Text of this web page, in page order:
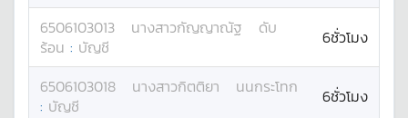
6506103013 นางสาวกัญญาณัฐ
ดับ
ร้อน : บัญชี 6ชั่วโมง
6506103018 นางสาวกิตติยา
นนกระโทก
: บัญชี 6ชั่วโมง